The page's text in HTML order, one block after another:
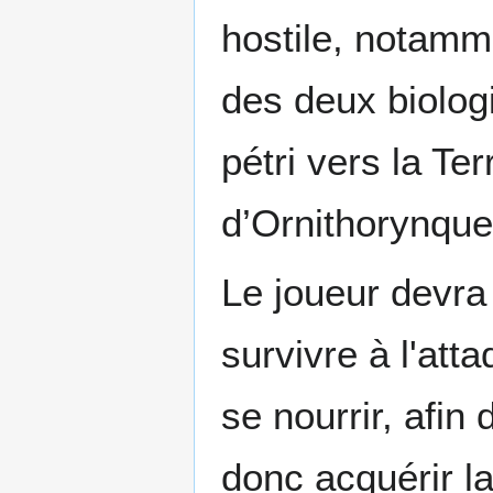
hostile,
des deux
pétri vers la
Le joueur
survivre à
se nourrir, afin
donc acquérir